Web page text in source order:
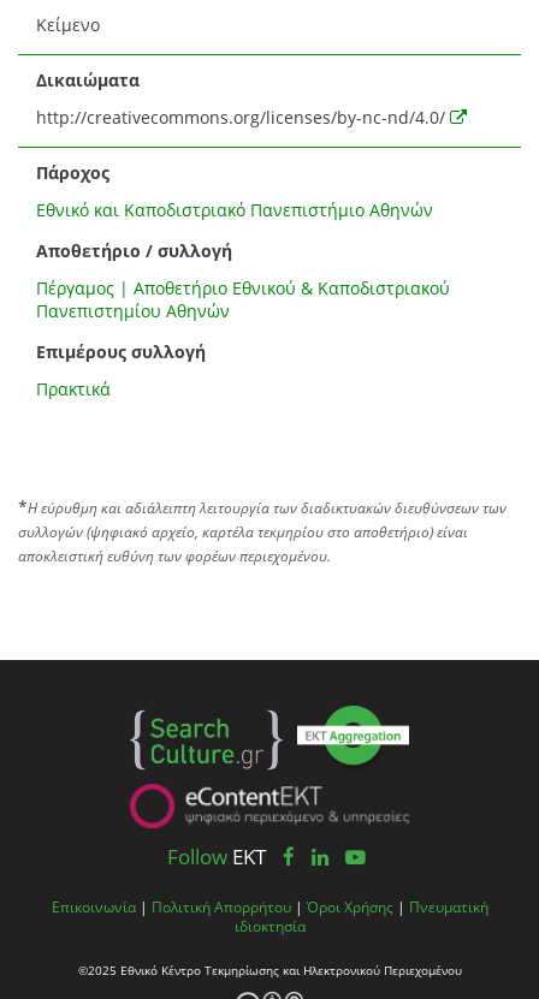
Κείμενο
Δικαιώματα
http://creativecommons.org/licenses/by-nc-nd/4.0/
Πάροχος
Εθνικό και Καποδιστριακό Πανεπιστήμιο Αθηνών
Αποθετήριο / συλλογή
Πέργαμος | Αποθετήριο Εθνικού & Καποδιστριακού
Πανεπιστημίου Αθηνών
Επιμέρους συλλογή
Πρακτικά
*Η εύρυθμη και αδιάλειπτη λειτουργία των διαδικτυακών διευθύνσεων των
συλλογών (ψηφιακό αρχείο, καρτέλα τεκμηρίου στο αποθετήριο) είναι
αποκλειστική ευθύνη των φορέων περιεχομένου.
Follow EKT
Επικοινωνία | Πολιτική Απορρήτου | Όροι Χρήσης | Πνευματική
ιδιοκτησία
©2025 Εθνικό Κέντρο Τεκμηρίωσης και Ηλεκτρονικού Περιεχομένου